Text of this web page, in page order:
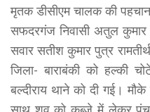
मृतक डीसीएम चालक की पहचान
सफदरगंज निवासी अतुल
सवार सतीश कुमार पुत्र
जिला- बाराबंकी को हल्की
बल्दीराय थाने को दी गई।